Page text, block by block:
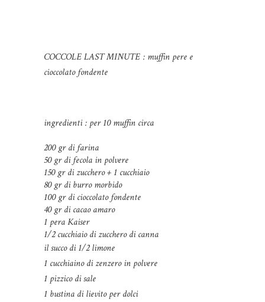
COCCOLE LAST MINUTE : muffin pere e
cioccolato fondente
ingredienti : per 10 muffin circa
200 gr di farina
50 gr di fecola in polvere
150 gr di zucchero + 1 cucchiaio
80 gr di burro morbido
100 gr di cioccolato fondente
40 gr di cacao amaro
1 pera Kaiser
1/2 cucchiaio di zucchero di canna
il succo di 1/2 limone
1 cucchiaino di zenzero in polvere
1 pizzico di sale
1 bustina di lievito per dolci